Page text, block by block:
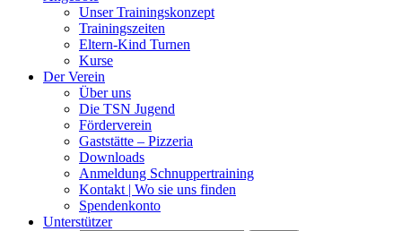
Unser Trainingskonzept
Trainingszeiten
Eltern-Kind Turnen
Kurse
Der Verein
Über uns
Die TSN Jugend
Förderverein
Gaststätte – Pizzeria
Downloads
Anmeldung Schnuppertraining
Kontakt | Wo sie uns finden
Spendenkonto
Unterstützer